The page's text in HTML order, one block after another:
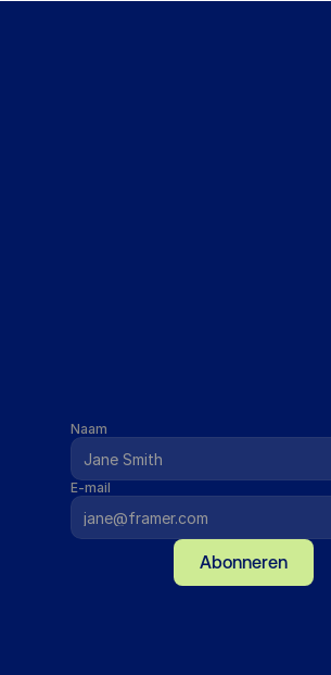
Naam
E-mail
Abonneren